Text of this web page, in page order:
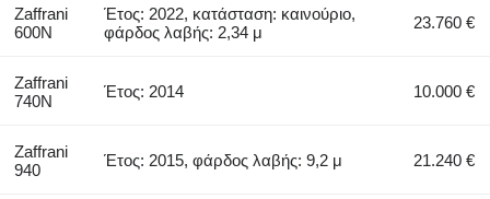
Zaffrani
600N
Έτος: 2022, κατάσταση: καινούριο,
φάρδος λαβής: 2,34 μ
23.760 €
Zaffrani
740N
Έτος: 2014 10.000 €
Zaffrani
940
Έτος: 2015, φάρδος λαβής: 9,2 μ 21.240 €